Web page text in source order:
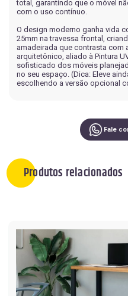
total, garantindo que o móvel
com o uso contínuo.
O design moderno ganha vida
25mm na travessa frontal,
amadeirada que contrasta com
arquitetônico, aliado à Pintura
sofisticado dos móveis
no seu espaço. (Dica: Eleve
escolhendo a versão opcional
Fale
Produtos relacionados